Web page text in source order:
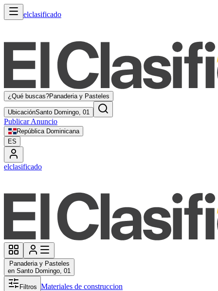
elclasificado
¿Qué buscas?Panaderia y Pasteles
UbicaciónSanto Domingo, 01
Publicar Anuncio
República Dominicana
ES
elclasificado
Panaderia y Pasteles
en Santo Domingo, 01
Filtros Materiales de construccion